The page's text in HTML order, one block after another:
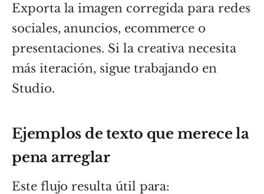
Exporta la imagen corregida para redes
sociales, anuncios, ecommerce o
presentaciones. Si la creativa necesita
más iteración, sigue trabajando en
Studio.
Ejemplos de texto que merece la
pena arreglar
Este flujo resulta útil para: